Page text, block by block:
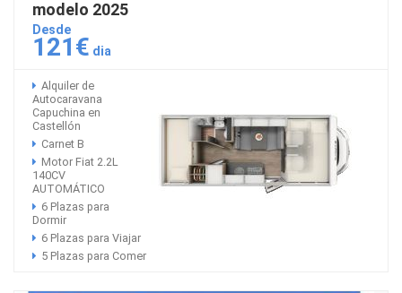
modelo 2025
Desde
121€ dia
Alquiler de
Autocaravana
Capuchina en
Castellón
Carnet B
Motor Fiat 2.2L
140CV
AUTOMÁTICO
6 Plazas para
Dormir
6 Plazas para Viajar
5 Plazas para Comer